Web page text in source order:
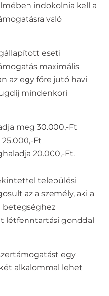
indokolnia kell a
való
eseti
maximális
az egy főre jutó havi
mindenkori
meg 30.000,-Ft
Ft
20.000,-Ft.
települési
az a személy, aki a
betegséghez
létfenntartási gonddal
egy
alkalommal lehet